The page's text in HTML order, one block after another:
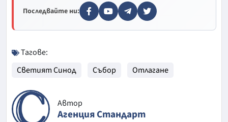
Последвайте ни:
Тагове:
Светият Синод
Събор Отлагане
Автор
Агенция Стандарт